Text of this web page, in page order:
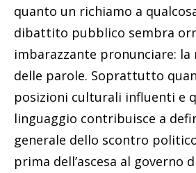
quanto un richiamo a
dibattito pubblico sembra
imbarazzante pronunciare:
delle parole. Soprattutto
posizioni culturali influenti e
linguaggio contribuisce a
generale dello scontro
prima dell’ascesa al governo